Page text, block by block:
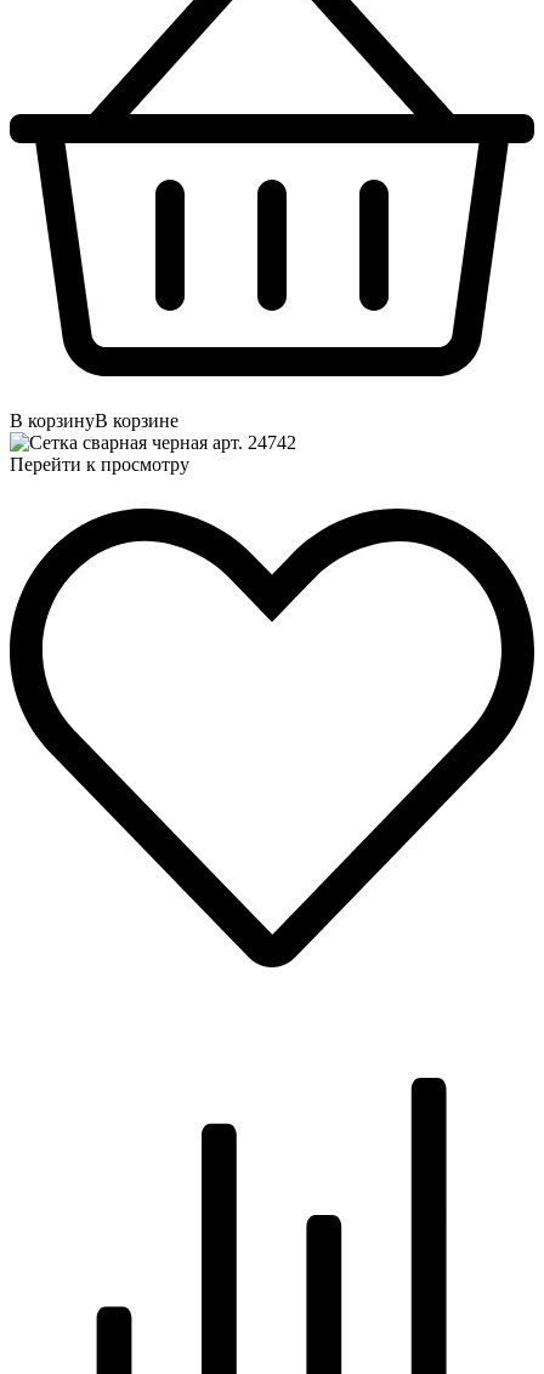
В корзинуВ корзине
Перейти к просмотру